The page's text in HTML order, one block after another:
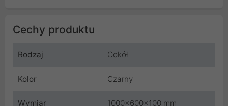
Cechy produktu
Rodzaj Cokół
Kolor Czarny
Wymiar 1000x600x100 mm